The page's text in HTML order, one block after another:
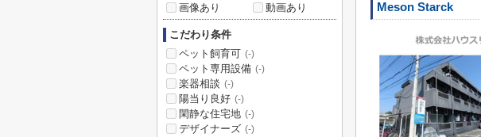
Meson Starck
画像あり
動画あり
こだわり条件
ペット飼育可 (-)
ペット専用設備 (-)
楽器相談 (-)
陽当り良好 (-)
閑静な住宅地 (-)
デザイナーズ (-)